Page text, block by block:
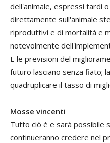
dell'animale, espressi tardi
direttamente sull'animale
riproduttivi e di mortalità e
notevolmente
E le previsioni del
futuro lasciano senza fiato;
quadruplicare il tasso di
Mosse vincenti
Tutto ciò è e sarà possibile
continueranno credere nel